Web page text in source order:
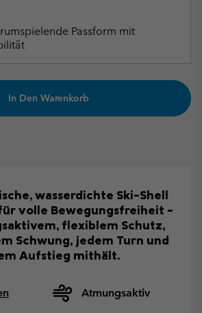
Passform mit
In Den Warenkorb
wasserdichte Ski-Shell
volle Bewegungsfreiheit –
flexiblem Schutz,
Schwung, jedem Turn und
Aufstieg mithält.
Atmungsaktiv